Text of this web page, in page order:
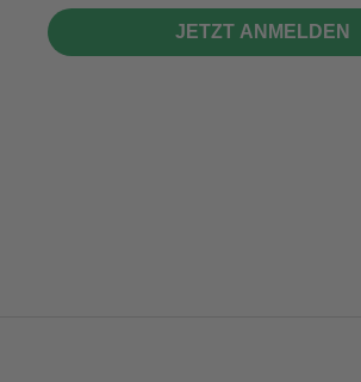
JETZT ANMELDEN